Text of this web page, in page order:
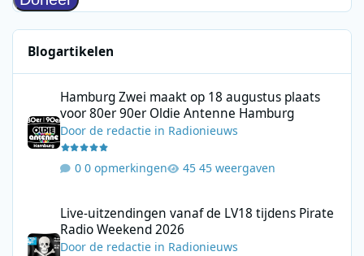
Blogartikelen
Hamburg Zwei maakt op 18 augustus plaats
voor 80er 90er Oldie Antenne Hamburg
Doorde redactie in Radionieuws
0 opmerkingen 45 weergaven
Live-uitzendingen vanaf de LV18 tijdens Pirate
Radio Weekend 2026
Doorde redactie in Radionieuws